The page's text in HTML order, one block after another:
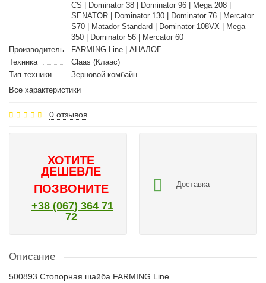
CS | Dominator 38 | Dominator 96 | Mega 208 |
SENATOR | Dominator 130 | Dominator 76 | Mercator
S70 | Matador Standard | Dominator 108VX | Mega
350 | Dominator 56 | Mercator 60
Производитель
FARMING Line | АНАЛОГ
Техника
Claas (Клаас)
Тип техники
Зерновой комбайн
Все характеристики
0 отзывов
ХОТИТЕ
ДЕШЕВЛЕ
ПОЗВОНИТЕ
+38 (067) 364 71
72
Доставка
Описание
500893 Стопорная шайба FARMING Line